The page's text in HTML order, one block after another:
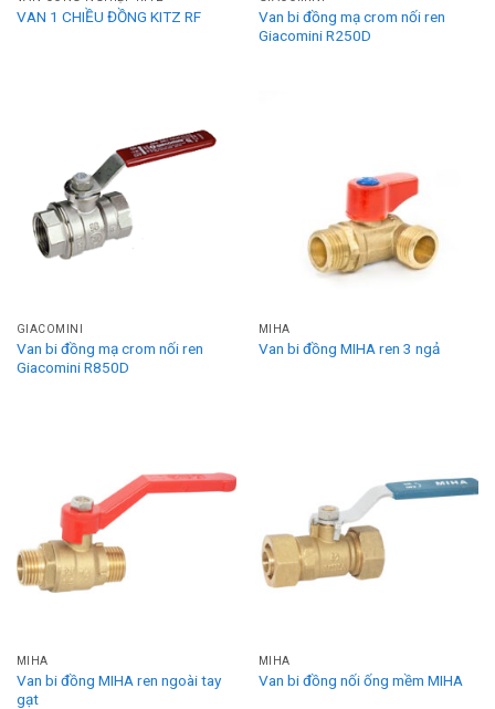
VAN 1 CHIỀU ĐỒNG KITZ RF
Van bi đồng mạ crom nối ren
Giacomini R250D
GIACOMINI
Van bi đồng mạ crom nối ren
Giacomini R850D
MIHA
Van bi đồng MIHA ren 3 ngả
MIHA
Van bi đồng MIHA ren ngoài tay
gạt
MIHA
Van bi đồng nối ống mềm MIHA